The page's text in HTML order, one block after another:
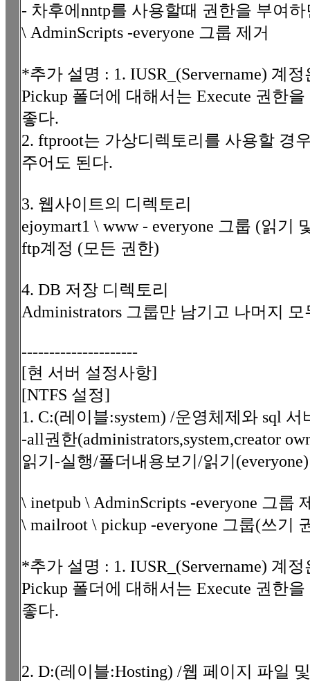
- 차후에nntp를 사용할때 권한을 부여
\ AdminScripts -everyone 그룹 제거
*추가 설명 : 1. IUSR_(Servername) 계
Pickup 폴더에 대해서는 Execute 권한
좋다.
2. ftproot는 가상디렉토리를 사용할 경
주어도 된다.
3. 웹사이트의 디렉토리
ejoymart1 \ www - everyone 그룹 (읽기
ftp계정 (모든 권한)
4. DB 저장 디렉토리
Administrators 그룹만 남기고 나머지 모
---------------------
[현 서버 설정사항]
[NTFS 설정]
1. C:(레이블:system) /운영체제와 sql
-all권한(administrators,system,creator
읽기-실행/폴더내용보기/읽기(everyone)
\ inetpub \ AdminScripts -everyone 그룹
\ mailroot \ pickup -everyone 그룹(쓰기
*추가 설명 : 1. IUSR_(Servername) 계
Pickup 폴더에 대해서는 Execute 권한
좋다.
2. D:(레이블:Hosting) /웹 페이지 파일